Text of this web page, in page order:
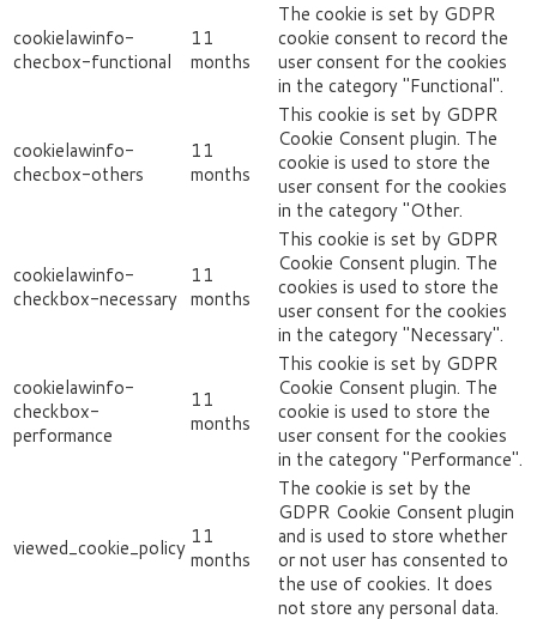
cookielawinfo-
checbox-functional
11
months
The cookie is set by GDPR
cookie consent to record the
user consent for the cookies
in the category "Functional".
cookielawinfo-
checbox-others
11
months
This cookie is set by GDPR
Cookie Consent plugin. The
cookie is used to store the
user consent for the cookies
in the category "Other.
cookielawinfo-
checkbox-necessary
11
months
This cookie is set by GDPR
Cookie Consent plugin. The
cookies is used to store the
user consent for the cookies
in the category "Necessary".
cookielawinfo-
checkbox-
performance
11
months
This cookie is set by GDPR
Cookie Consent plugin. The
cookie is used to store the
user consent for the cookies
in the category "Performance".
viewed_cookie_policy 11
months
The cookie is set by the
GDPR Cookie Consent plugin
and is used to store whether
or not user has consented to
the use of cookies. It does
not store any personal data.